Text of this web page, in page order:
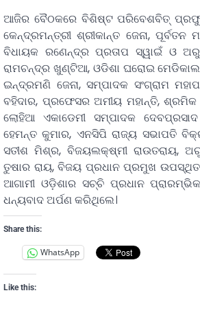
ଆଜିର ବୈଠକରେ ବିଶିଷ୍ଟ ପରିବେଶବିତ୍
କେନ୍ଦ୍ରମନ୍ତ୍ରୀ ଶ୍ରୀକାନ୍ତ ଜେନା, ପୂର୍ବତନ
ବିଧାୟକ ରଣେନ୍ଦ୍ର ପ୍ରତାପ ସ୍ୱାଇଁ ଓ
ରାମଚନ୍ଦ୍ର ଖୁଣ୍ଟିଆ, ଓଡିଶା ଘରୋଇ
ଇନ୍ଦ୍ରମଣି ଜେନା, ସମ୍ପାଦକ ସଂଗ୍ରାମ
ବହିଦାର, ପ୍ରଫେସର ଅମୀୟ ମହାନ୍ତି, ଶ୍ରମିକ
ଲୋହିଆ ଏକାଡେମୀ ସମ୍ପାଦକ
ହେମନ୍ତ କୁମାର, ଏନସିପି ରାଜ୍ୟ ସଭାପତି
ସତୀଶ ମିଶ୍ର, ବିଜୟଲକ୍ଷ୍ମୀ ରାଉତରାୟ,
ତୁଷାର ରାୟ, ବିଜୟ ପ୍ରଧାନ ପ୍ରମୁଖ
ଆଗାମୀ ଓଡ଼ିଶାର ସଚ୍ଚି ପ୍ରଧାନ
ଧନ୍ୟବାଦ ଅର୍ପଣ କରିଥିଲେ।
Share this:
WhatsApp
Like this: